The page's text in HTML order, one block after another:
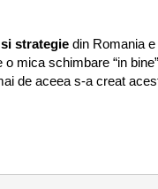
strategie din Romania
mica schimbare “in
de aceea s-a creat